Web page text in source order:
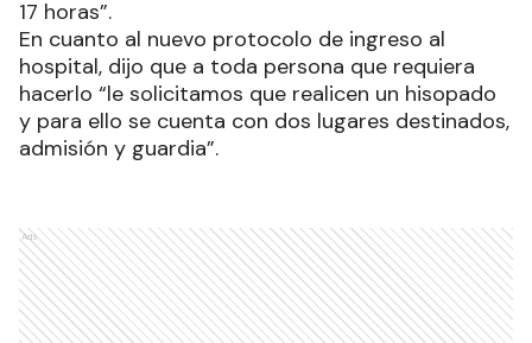
17 horas”.
En cuanto al nuevo protocolo de ingreso al
hospital, dijo que a toda persona que requiera
hacerlo “le solicitamos que realicen un hisopado
y para ello se cuenta con dos lugares destinados,
admisión y guardia”.
Ads